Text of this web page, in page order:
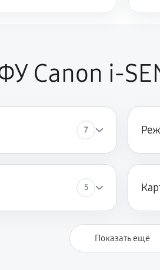
Canon i-
7
5
Показать ещё